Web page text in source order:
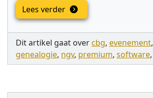
Lees verder
Dit artikel gaat overcbg, evenement,
genealogie, ngv, premium, software,